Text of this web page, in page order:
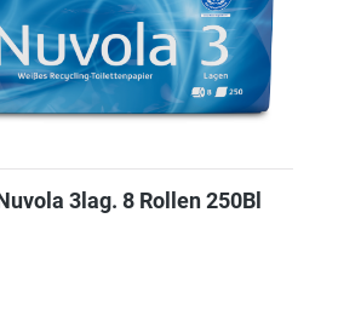
3lag. 8 Rollen 250Bl